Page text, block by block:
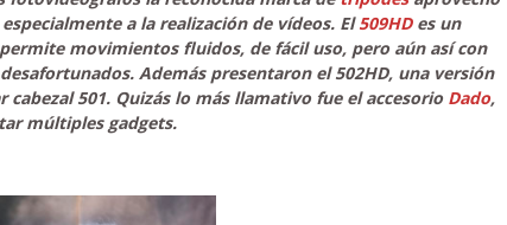
a la realización de vídeos. El509HDes un
movimientos fluidos, de fácil uso, pero aún así con
Además presentaron el 502HD, una versión
501. Quizás lo más llamativo fue el accesorio Dado,
múltiples gadgets.